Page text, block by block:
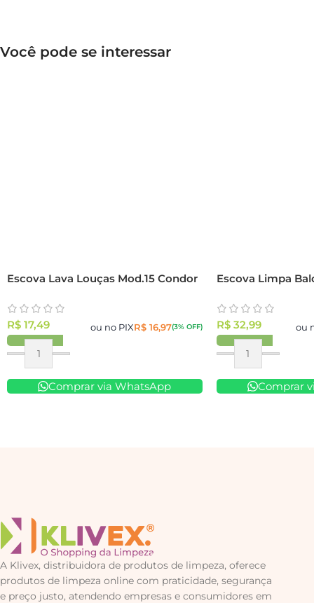
Você pode se interessar
Escova Lava Louças Mod.15 Condor
R$ 17,49 ou no PIXR$16,97(3% OFF)
Comprar via WhatsApp
Escova Limpa
R$32,99 ou
Comprar
A Klivex, distribuidora de produtos de limpeza, oferece
produtos de limpeza online com praticidade, segurança
e preço justo, atendendo empresas e consumidores em